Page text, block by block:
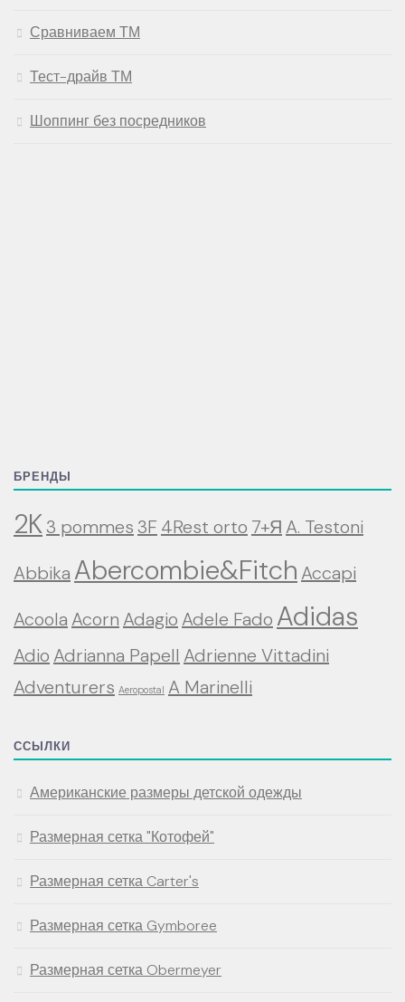
Сравниваем ТМ
Тест-драйв ТМ
Шоппинг без посредников
БРЕНДЫ
2K3 pommes3F 4Rest orto 7+Я A. Testoni
Abbika Abercombie&Fitch Accapi
Acoola Acorn Adagio Adele Fado Adidas
Adio Adrianna Papell Adrienne Vittadini
Adventurers Aeropostal A Marinelli
ССЫЛКИ
Американские размеры детской одежды
Размерная сетка "Котофей"
Размерная сетка Carter's
Размерная сетка Gymboree
Размерная сетка Obermeyer